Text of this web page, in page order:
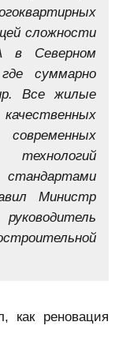
сложности
в Северном
суммарно
Все жилые
Министр
как реновация